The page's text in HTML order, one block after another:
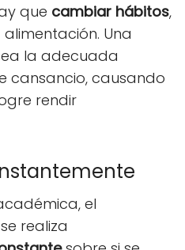
que cambiar hábitos,
Una
la adecuada
cansancio, causando
rendir
el
realiza